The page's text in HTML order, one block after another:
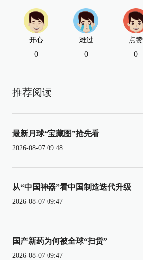
开心
0
难过
0
点赞
0
推荐阅读
最新月球“宝藏图”抢先看
2026-08-07 09:48
从“中国神器”看中国制造迭代升级
2026-08-07 09:47
国产新药为何被全球“扫货”
2026-08-07 09:47